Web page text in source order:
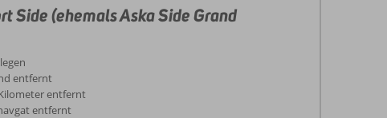
Side (ehemals Aska Side Grand
entfernt
entfernt
entfernt